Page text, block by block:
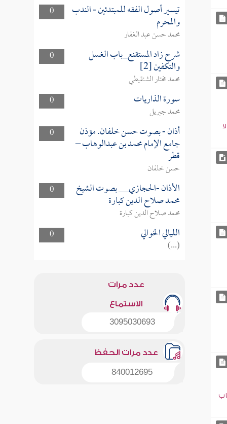
0
تيسير أصول الفقه للمبتدئين - الندب
والمحرم
محمد حسن عبد الغفار
0
شرح زاد المستقنع_باب الغسل
والتكفين [2]
محمد مختار الشنقيطي
0
سورة الذاريات
محمد جبريل
0
أذان - بصوت حسن خلفان. مؤذن
جامع الإمام محمد بن عبدالوهاب –
قطر
حسن خلفان
0
الأذان -الحجازي__ بصوت الشيخ
محمد صلاح الدين كبارة
محمد صلاح الدين كبارة
0
الليالي الخوالي
(...)
عدد مرات
الاستماع
3095030693
عدد مرات الحفظ
840012695